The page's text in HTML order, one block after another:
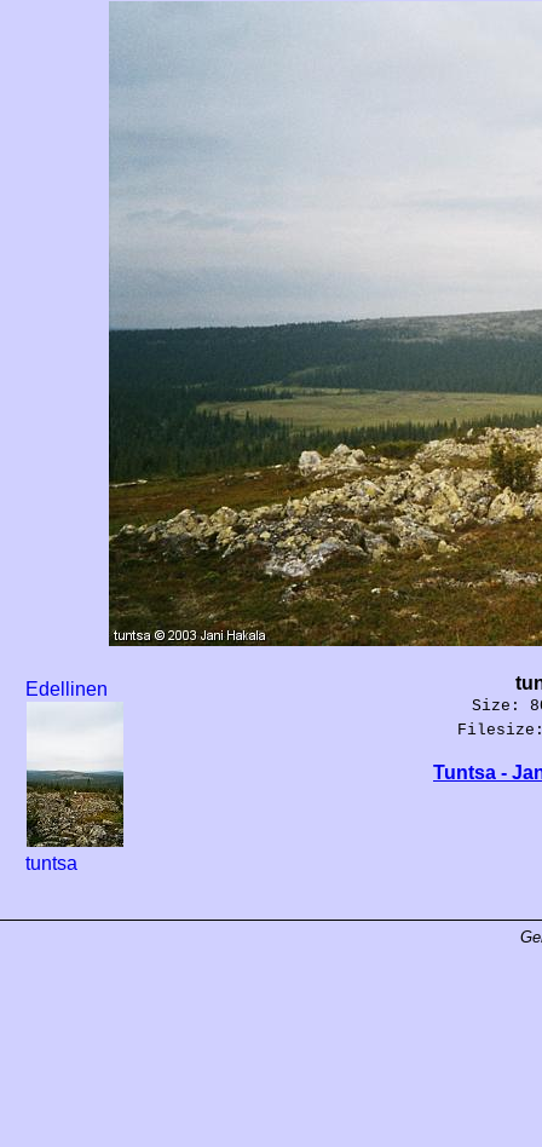
Edellinen
tuntsa
Size:
Filesize:
Tuntsa -